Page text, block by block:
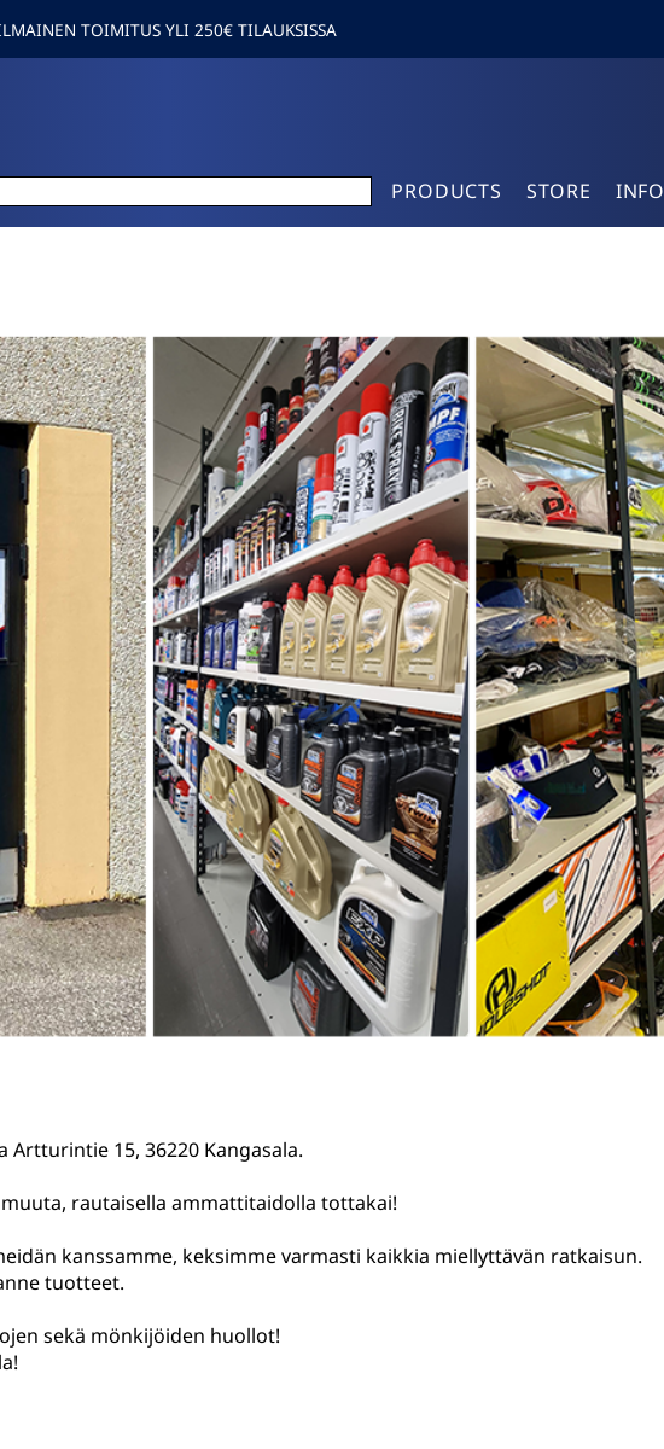
TOIMITUS YLI 250€ TILAUKSISSA
PRODUCTS STORE INFO
Artturintie 15, 36220 Kangasala.
rautaisella ammattitaidolla tottakai!
kanssamme, keksimme varmasti kaikkia miellyttävän ratkaisun.
tuotteet.
sekä mönkijöiden huollot!